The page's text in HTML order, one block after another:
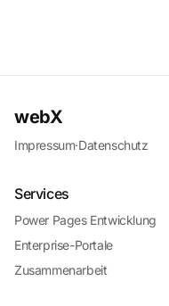
webX
Impressum·Datenschutz
Services
Power Pages Entwicklung
Enterprise-Portale
Zusammenarbeit